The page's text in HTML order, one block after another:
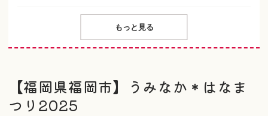
もっと見る
【福岡県福岡市】うみなか＊はなま
つり2025